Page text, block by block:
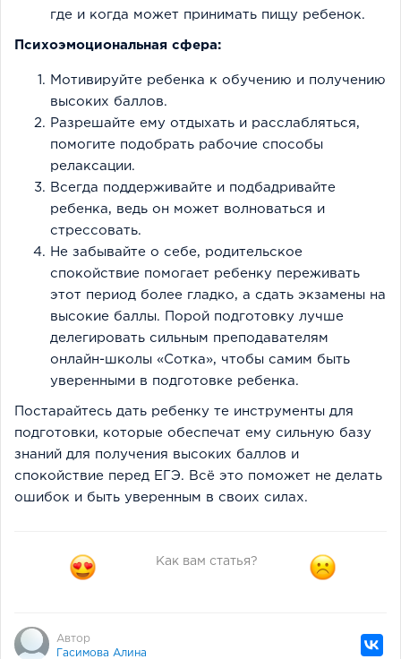
где и когда может принимать пищу ребенок.
Психоэмоциональная сфера:
Мотивируйте ребенка к обучению и получению
высоких баллов.
Разрешайте ему отдыхать и расслабляться,
помогите подобрать рабочие способы
релаксации.
Всегда поддерживайте и подбадривайте
ребенка, ведь он может волноваться и
стрессовать.
Не забывайте о себе, родительское
спокойствие помогает ребенку переживать
этот период более гладко, а сдать экзамены на
высокие баллы. Порой подготовку лучше
делегировать сильным преподавателям
онлайн-школы «Сотка», чтобы самим быть
уверенными в подготовке ребенка.
Постарайтесь дать ребенку те инструменты для
подготовки, которые обеспечат ему сильную базу
знаний для получения высоких баллов и
спокойствие перед ЕГЭ. Всё это поможет не делать
ошибок и быть уверенным в своих силах.
Как вам статья?
Автор
Гасимова Алина